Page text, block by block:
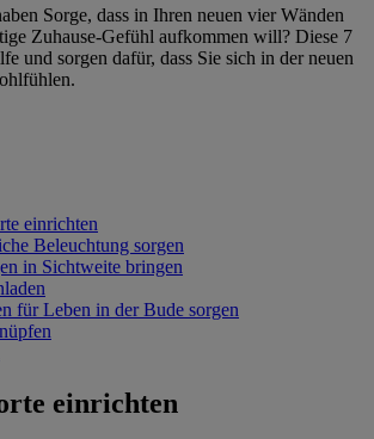
Sorge, dass in Ihren neuen vier Wänden
Zuhause-Gefühl aufkommen will? Diese 7
und sorgen dafür, dass Sie sich in der neuen
einrichten
Beleuchtung sorgen
in Sichtweite bringen
für Leben in der Bude sorgen
einrichten